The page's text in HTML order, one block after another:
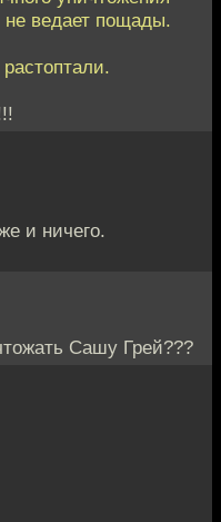
не ведает пощады.
и ничего.
Сашу Грей???